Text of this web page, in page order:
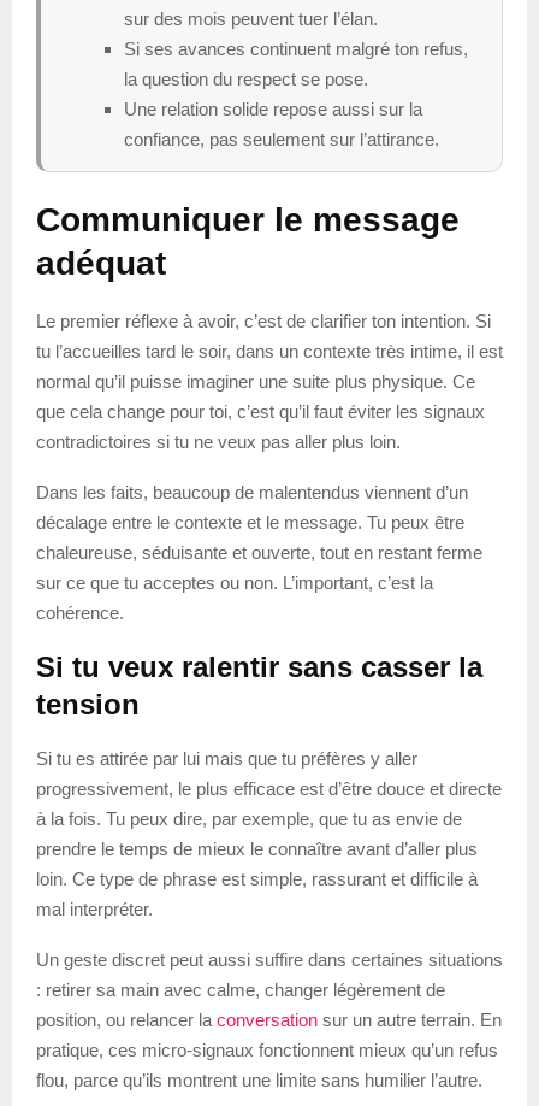
sur des mois peuvent tuer l’élan.
Si ses avances continuent malgré ton refus,
la question du respect se pose.
Une relation solide repose aussi sur la
confiance, pas seulement sur l’attirance.
Communiquer le message
adéquat
Le premier réflexe à avoir, c’est de clarifier ton intention. Si
tu l’accueilles tard le soir, dans un contexte très intime, il est
normal qu’il puisse imaginer une suite plus physique. Ce
que cela change pour toi, c’est qu’il faut éviter les signaux
contradictoires si tu ne veux pas aller plus loin.
Dans les faits, beaucoup de malentendus viennent d’un
décalage entre le contexte et le message. Tu peux être
chaleureuse, séduisante et ouverte, tout en restant ferme
sur ce que tu acceptes ou non. L’important, c’est la
cohérence.
Si tu veux ralentir sans casser la
tension
Si tu es attirée par lui mais que tu préfères y aller
progressivement, le plus efficace est d’être douce et directe
à la fois. Tu peux dire, par exemple, que tu as envie de
prendre le temps de mieux le connaître avant d’aller plus
loin. Ce type de phrase est simple, rassurant et difficile à
mal interpréter.
Un geste discret peut aussi suffire dans certaines situations
: retirer sa main avec calme, changer légèrement de
position, ou relancer la conversation sur un autre terrain. En
pratique, ces micro-signaux fonctionnent mieux qu’un refus
flou, parce qu’ils montrent une limite sans humilier l’autre.